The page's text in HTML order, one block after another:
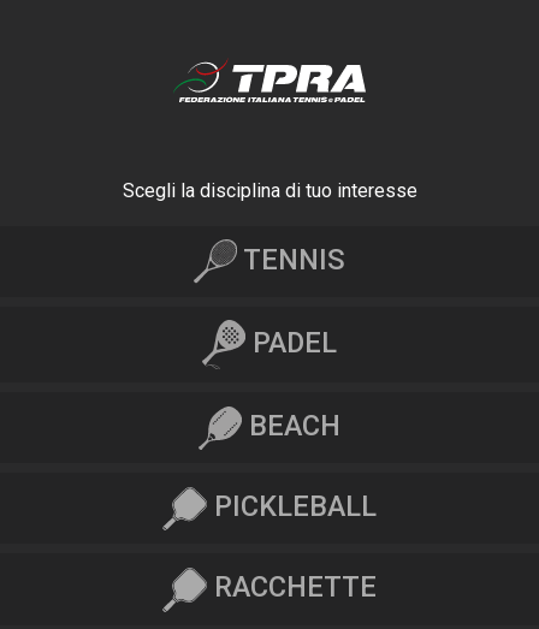
Scegli la disciplina di tuo interesse
TENNIS
PADEL
BEACH
PICKLEBALL
RACCHETTE